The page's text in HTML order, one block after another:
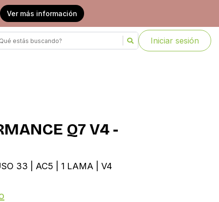
Ver más información
Iniciar sesión
Q7 V4 -
33 | AC5 | 1 LAMA | V4